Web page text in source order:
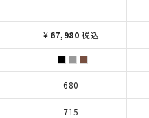
¥ 67,980 税込
680
715